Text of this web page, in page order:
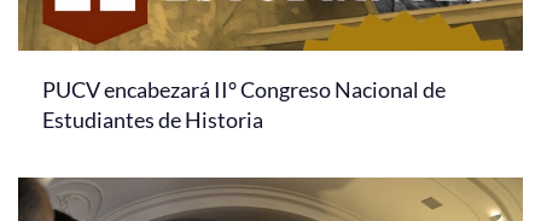
PUCV encabezará II° Congreso Nacional de
Estudiantes de Historia